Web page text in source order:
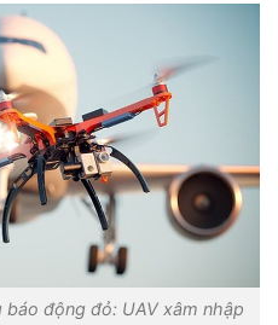
động đỏ: UAV xâm nhập